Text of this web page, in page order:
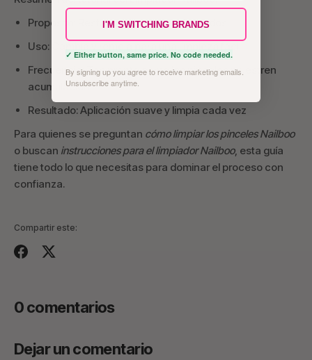
Propósito: Restaura pinceles endurecidos
Uso: Cambia y remoja para una limpieza fácil
Frecuencia: Tan pronto como los pinceles muestren
acumulación
Resultado: Aplicación suave y limpia cada vez
Para quienes se preguntan cómo limpiar los pinceles Nailboo
o buscan instrucciones para el limpiador Nailboo, esta guía
tiene todo lo que necesitas para dominar el proceso con
confianza.
Compartir este:
0 comentarios
Dejar un comentario
I'M SWITCHING BRANDS
✓ Either button, same price. No code needed.
By signing up you agree to receive marketing emails.
Unsubscribe anytime.